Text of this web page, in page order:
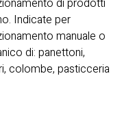
di prodotti
Indicate per
manuale o
di: panettoni,
colombe, pasticceria